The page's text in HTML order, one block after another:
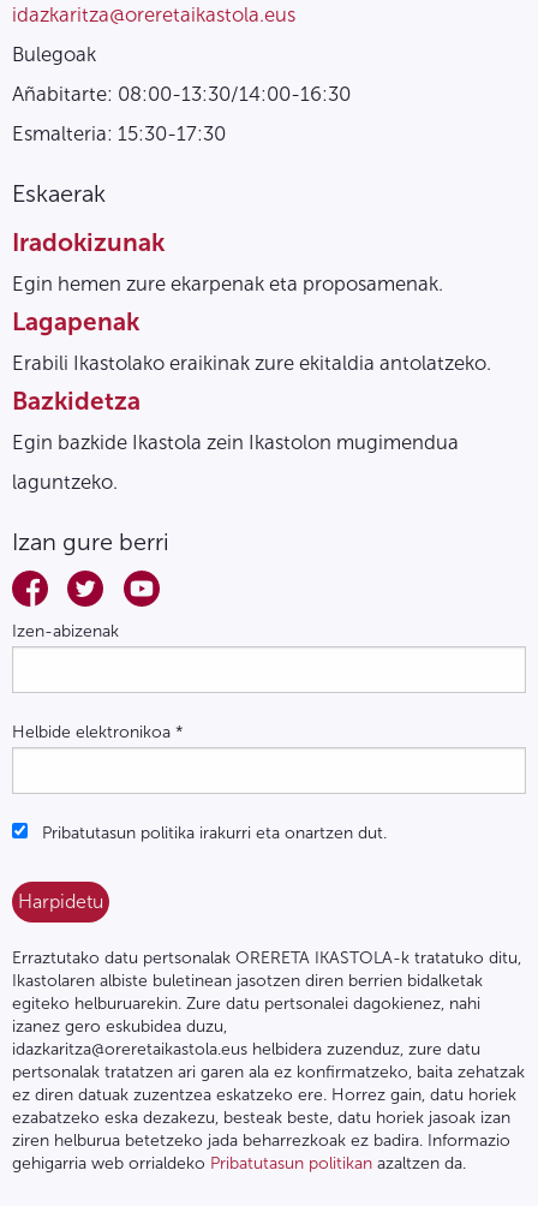
idazkaritza@oreretaikastola.eus
Bulegoak
Añabitarte: 08:00-13:30/14:00-16:30
Esmalteria: 15:30-17:30
Eskaerak
Iradokizunak
Egin hemen zure ekarpenak eta proposamenak.
Lagapenak
Erabili Ikastolako eraikinak zure ekitaldia antolatzeko.
Bazkidetza
Egin bazkide Ikastola zein Ikastolon mugimendua
laguntzeko.
Izan gure berri
Izen-abizenak
Helbide elektronikoa *
Pribatutasun politika irakurri eta onartzen dut.
Erraztutako datu pertsonalak ORERETA IKASTOLA-k tratatuko ditu,
Ikastolaren albiste buletinean jasotzen diren berrien bidalketak
egiteko helburuarekin. Zure datu pertsonalei dagokienez, nahi
izanez gero eskubidea duzu,
idazkaritza@oreretaikastola.eus helbidera zuzenduz, zure datu
pertsonalak tratatzen ari garen ala ez konfirmatzeko, baita zehatzak
ez diren datuak zuzentzea eskatzeko ere. Horrez gain, datu horiek
ezabatzeko eska dezakezu, besteak beste, datu horiek jasoak izan
ziren helburua betetzeko jada beharrezkoak ez badira. Informazio
gehigarria web orrialdeko Pribatutasun politikan azaltzen da.